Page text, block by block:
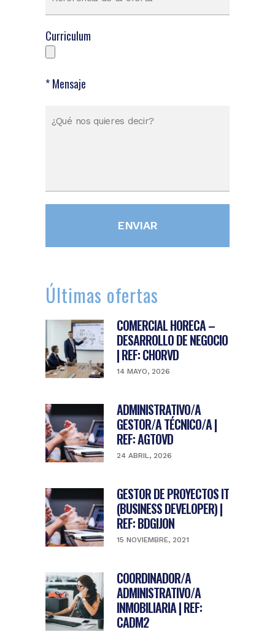
Curriculum
* Mensaje
Últimas ofertas
COMERCIAL HORECA –
DESARROLLO DE NEGOCIO
| REF: CHORVD
14 MAYO, 2026
ADMINISTRATIVO/A
GESTOR/A TÉCNICO/A |
REF: AGTOVD
24 ABRIL, 2026
GESTOR DE PROYECTOS IT
(BUSINESS DEVELOPER) |
REF: BDGIJON
15 NOVIEMBRE, 2021
COORDINADOR/A
ADMINISTRATIVO/A
INMOBILIARIA | REF:
CADM2